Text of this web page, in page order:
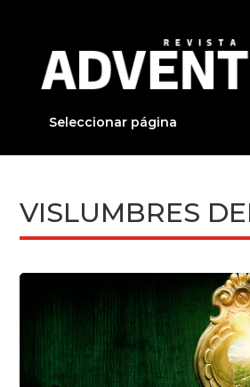
Seleccionar página
VISLUMBRES